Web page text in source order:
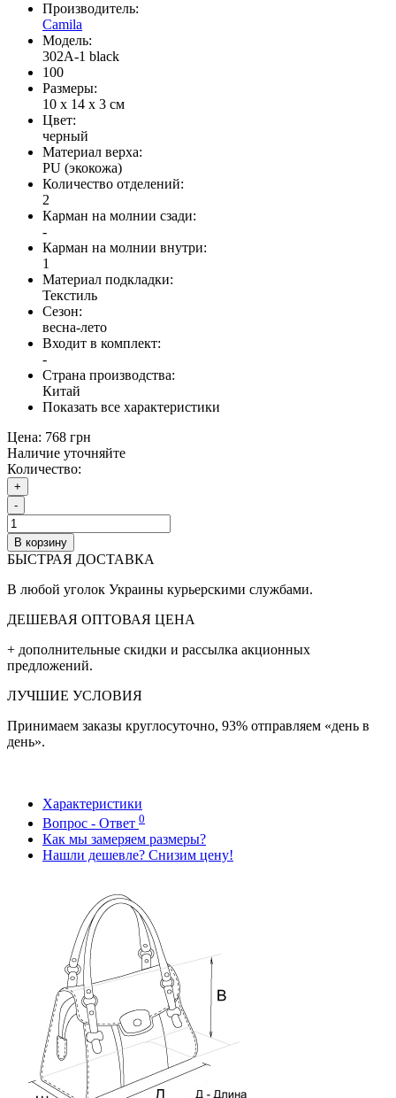
Производитель:
Camila
Модель:
302A-1 black
100
Размеры:
10 x 14 x 3 см
Цвет:
черный
Материал верха:
PU (экокожа)
Количество отделений:
2
Карман на молнии сзади:
-
Карман на молнии внутри:
1
Материал подкладки:
Текстиль
Сезон:
весна-лето
Входит в комплект:
-
Страна производства:
Китай
Показать все характеристики
Цена: 768 грн
Наличие уточняйте
Количество:
+
-
В корзину
БЫСТРАЯ ДОСТАВКА
В любой уголок Украины курьерскими службами.
ДЕШЕВАЯ ОПТОВАЯ ЦЕНА
+ дополнительные cкидки и рассылка акционных
предложений.
ЛУЧШИЕ УСЛОВИЯ
Принимаем заказы круглосуточно, 93% отправляем «день в
день».
Характеристики
Вопрос - Ответ 0
Как мы замеряем размеры?
Нашли дешевле? Снизим цену!